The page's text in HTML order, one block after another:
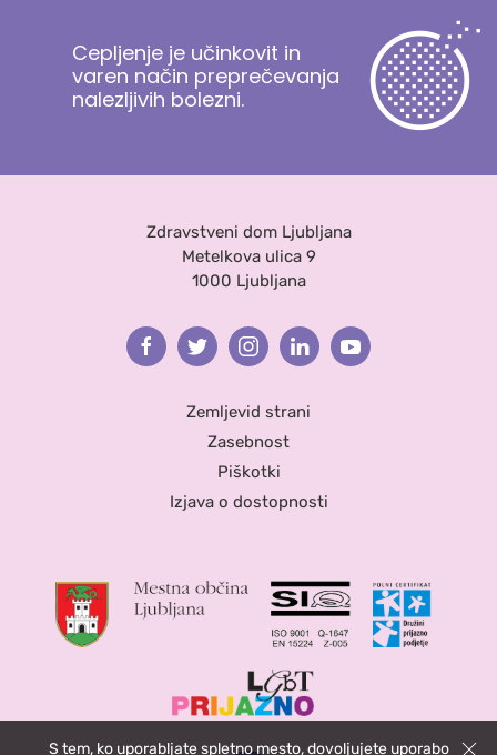
Cepljenje je učinkovit in
varen način preprečevanja
nalezljivih bolezni.
Zdravstveni dom Ljubljana
Metelkova ulica 9
1000 Ljubljana
FacebookTwitterInstagramLinkedinYoutube
Zemljevid strani
Zasebnost
Piškotki
Izjava o dostopnosti
S tem, ko uporabljate spletno mesto, dovoljujete uporabo Zapri